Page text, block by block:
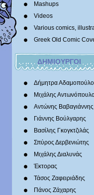
Mashups
Videos
Various comics,
Greek Old Comic
ΔΗΜΙΟΥΡΓΟΙ
Δήμητρα
Μιχάλης
Αντώνης Βαβαγιάννης
Γιάννης Βούλγαρης
Βασίλης Γκογκτζιλάς
Σπύρος Δερβενιώτης
Mιχάλης Διαλυνάς
Έκτορας
Τάσος Ζαφειριάδης
Πάνος Ζάχαρης